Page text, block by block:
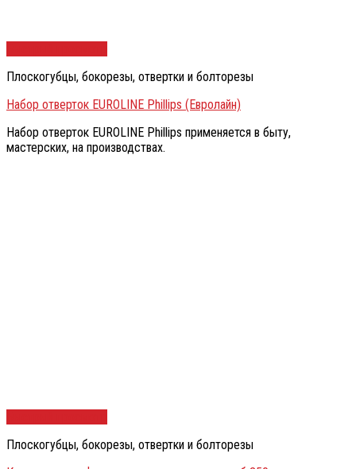
Плоскогубцы, бокорезы, отвертки и болторезы
Набор отверток EUROLINE Phillips (Евролайн)
Набор отверток EUROLINE Phillips применяется в быту,
мастерских, на производствах.
Плоскогубцы, бокорезы, отвертки и болторезы